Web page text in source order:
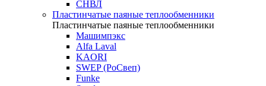
СНВЛ
Пластинчатые паяные теплообменники
Пластинчатые паяные теплообменники
Машимпэкс
Alfa Laval
KAORI
SWEP (РоСвеп)
Funke